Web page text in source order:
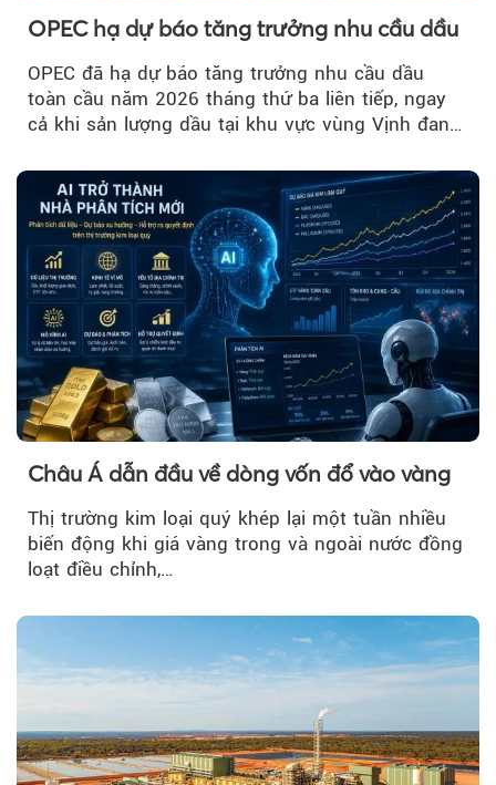
OPEC hạ dự báo tăng trưởng nhu cầu dầu
OPEC đã hạ dự báo tăng trưởng nhu cầu dầu
toàn cầu năm 2026 tháng thứ ba liên tiếp, ngay
cả khi sản lượng dầu tại khu vực vùng Vịnh đang
Châu Á dẫn đầu về dòng vốn đổ vào vàng
Thị trường kim loại quý khép lại một tuần nhiều
biến động khi giá vàng trong và ngoài nước đồng
loạt điều chỉnh,…